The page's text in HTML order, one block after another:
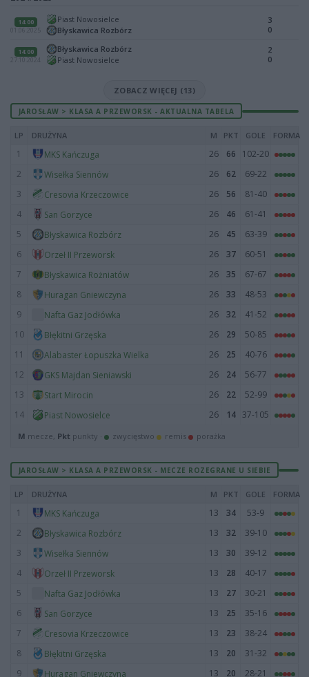
14:00
01.06.2025
Piast Nowosielce
Błyskawica Rozbórz
3
0
14:00
27.10.2024
Błyskawica Rozbórz
Piast Nowosielce
2
0
ZOBACZ WIĘCEJ (13)
JAROSŁAW > KLASA A PRZEWORSK - AKTUALNA TABELA
LP DRUŻYNA M PKT GOLE FORMA
1 MKS Kańczuga 26 66
102-20
2
Wisełka Siennów 26 62
69-22
3
Cresovia Krzeczowice 26 56
81-40
4
San Gorzyce 26 46
61-41
5
Błyskawica Rozbórz 26 45
63-39
6
Orzeł II Przeworsk 26 37
60-51
7
Błyskawica Rożniatów 26 35
67-67
8
Huragan Gniewczyna 26 33
48-53
9
Nafta Gaz Jodłówka 26 32
41-52
10
Błękitni Grzęska 26 29
50-85
11
Alabaster Łopuszka Wielka 26 25
40-76
12
GKS Majdan Sieniawski 26 24
56-77
13
Start Mirocin 26 22
52-99
14
Piast Nowosielce 26 14 37-105
M mecze, Pkt punkty · zwycięstwo remis porażka
JAROSŁAW > KLASA A PRZEWORSK - MECZE ROZEGRANE U SIEBIE
LP DRUŻYNA M PKT GOLE FORMA
1 MKS Kańczuga 13 34
53-9
2
Błyskawica Rozbórz 13 32
39-10
3
Wisełka Siennów 13 30
39-12
4
Orzeł II Przeworsk 13 28
40-17
5
Nafta Gaz Jodłówka 13 27
30-21
6
San Gorzyce 13 25
35-16
7
Cresovia Krzeczowice 13 23
38-24
8
Błękitni Grzęska 13 20
31-32
9
Huragan Gniewczyna 13 20 28-21